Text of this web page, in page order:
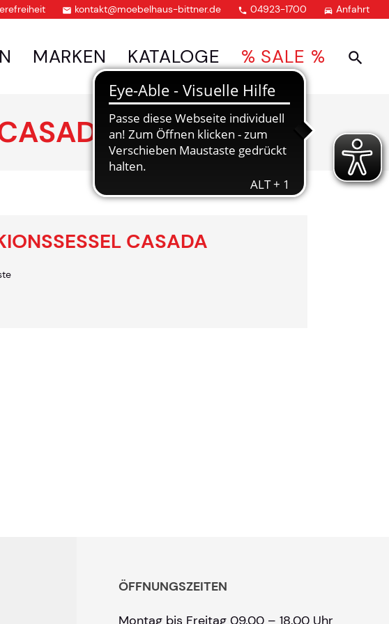
 kontakt@moebelhaus-bittner.de  04923-1700  Anfahrt
MARKEN KATALOGE % SALE %
CASADA
ÖFFNUNGSZEITEN
Montag bis Freitag 09.00 – 18.00 Uhr